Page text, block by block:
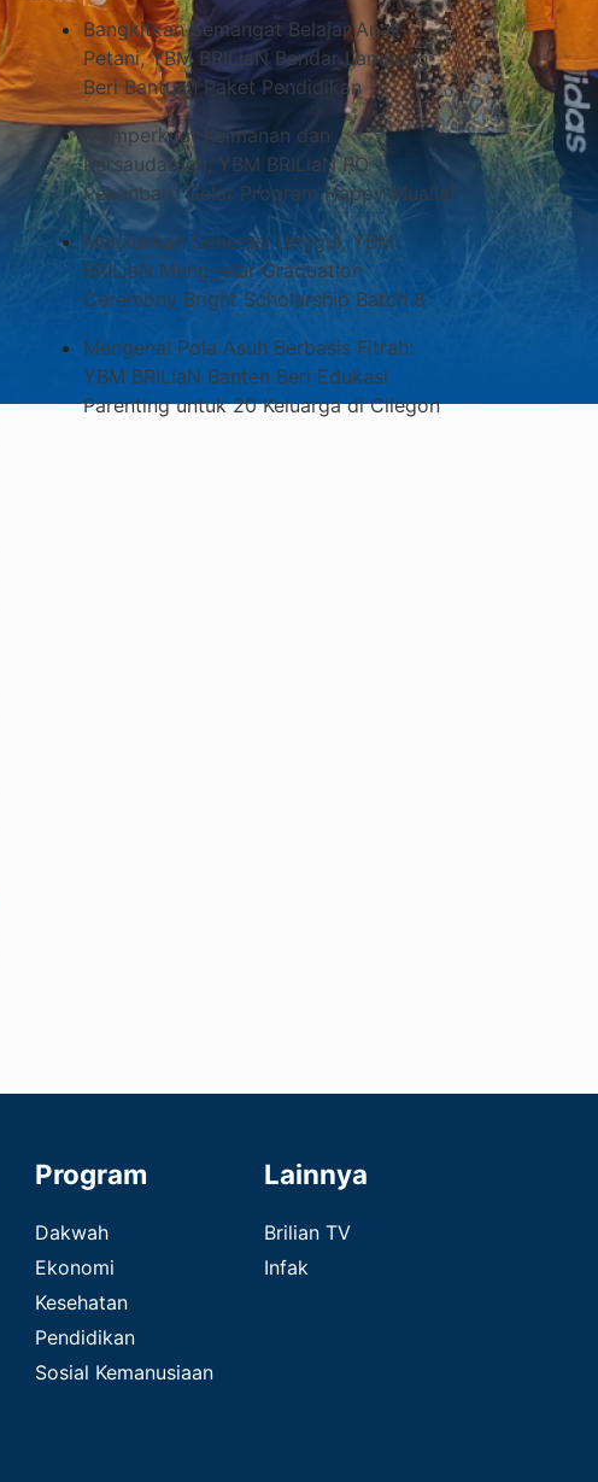
Bangkitkan Semangat Belajar Anak
Petani, YBM BRILiaN Bandar Lampung
Beri Bantuan Paket Pendidikan
Memperkuat Keimanan dan
Persaudaraan, YBM BRILiaN RO
Pekanbaru Gelar Program Happy Muallaf
Meluluskan Generasi Unggul, YBM
BRILiaN Menggelar Graduation
Ceremony Bright Scholarship Batch 8
Mengenal Pola Asuh Berbasis Fitrah:
YBM BRILiaN Banten Beri Edukasi
Parenting untuk 20 Keluarga di Cilegon
Program
Dakwah
Ekonomi
Kesehatan
Pendidikan
Sosial Kemanusiaan
Lainnya
Brilian TV
Infak